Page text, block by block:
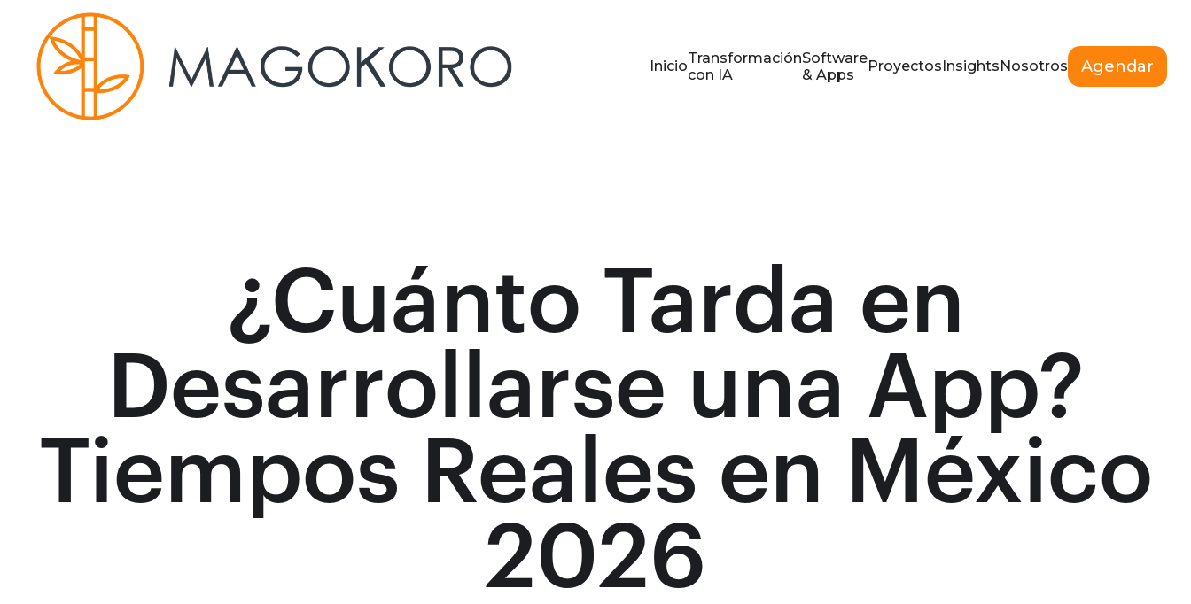
InicioTransformación
con IA
Software
& Apps
Proyectos Insights Nosotros Agendar
¿Cuánto Tarda en
Desarrollarse una App?
Tiempos Reales en México
2026